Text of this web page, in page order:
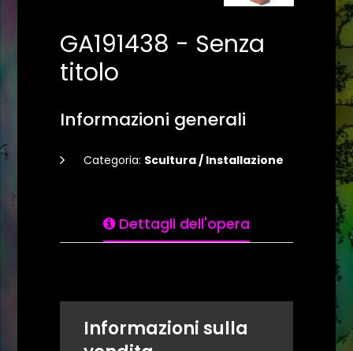
GA191438 - Senza
titolo
Informazioni generali
Categoria: Scultura / Installazione
Dettagli dell'opera
Informazioni sulla